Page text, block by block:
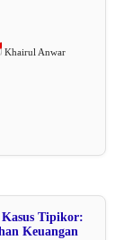
Khairul Anwar
Tipikor:
Keuangan